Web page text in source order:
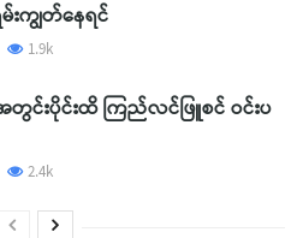
ကျွတ်နေရင်
1.9k
င်းပိုင်းထိ ကြည်လင်ဖြူစင် ဝင်းပ
2.4k